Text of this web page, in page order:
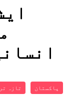
پاکستان تازہ